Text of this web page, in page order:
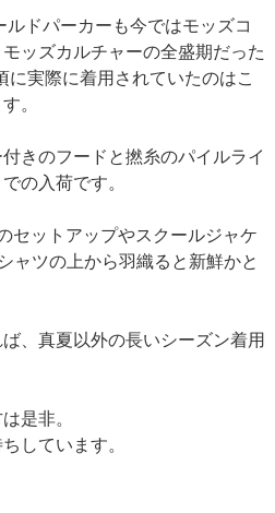
ドパーカーも今ではモッズコ
ッズカルチャーの全盛期だった
に実際に着用されていたのはこ
。
きのフードと撚糸のパイルライ
の入荷です。
セットアップやスクールジャケ
ャツの上から羽織ると新鮮かと
、真夏以外の長いシーズン着用
是非。
しています。